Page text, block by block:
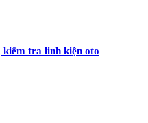
tra linh kiện oto